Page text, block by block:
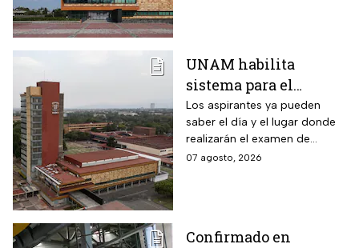
UNAM habilita
sistema para el
examen de control: así
puedes consultar
fecha, hora y sede
Los aspirantes ya pueden
saber el día y el lugar donde
realizarán el examen de
control de forma presencial
07 agosto, 2026
Confirmado en